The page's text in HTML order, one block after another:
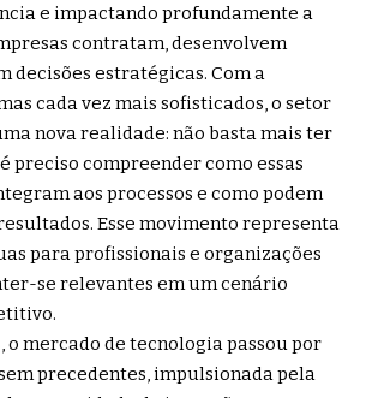
e impactando profundamente a
contratam, desenvolvem
decisões estratégicas. Com a
cada vez mais sofisticados, o setor
nova realidade: não basta mais ter
preciso compreender como essas
aos processos e como podem
Esse movimento representa
para profissionais e organizações
se relevantes em um cenário
o mercado de tecnologia passou por
precedentes, impulsionada pela